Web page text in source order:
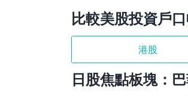
比較美股投資戶
港股
日股焦點板塊：